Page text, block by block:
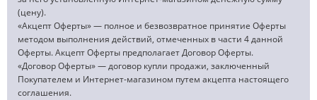
(цену).
«Акцепт Оферты» — полное и безвозвратное принятие Оферты
методом выполнения действий, отмеченных в части 4 данной
Оферты. Акцепт Оферты предполагает Договор Оферты.
«Договор Оферты» — договор купли продажи, заключенный
Покупателем и Интернет-магазином путем акцепта настоящего
соглашения.